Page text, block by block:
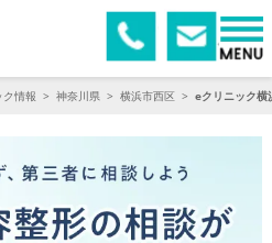
情報 > 神奈川県 > 横浜市西区 > eクリニック横